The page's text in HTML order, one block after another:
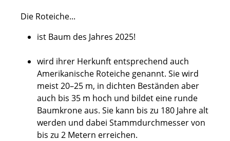
Die Roteiche...
ist Baum des Jahres 2025!
wird ihrer Herkunft entsprechend auch
Amerikanische Roteiche genannt. Sie wird
meist 20–25 m, in dichten Beständen aber
auch bis 35 m hoch und bildet eine runde
Baumkrone aus. Sie kann bis zu 180 Jahre alt
werden und dabei Stammdurchmesser von
bis zu 2 Metern erreichen.